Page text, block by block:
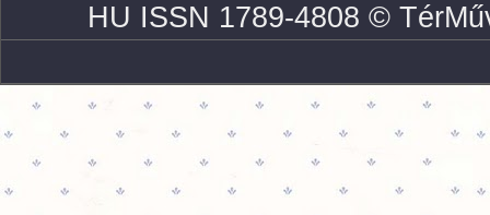
HU ISSN 1789-4808 ©